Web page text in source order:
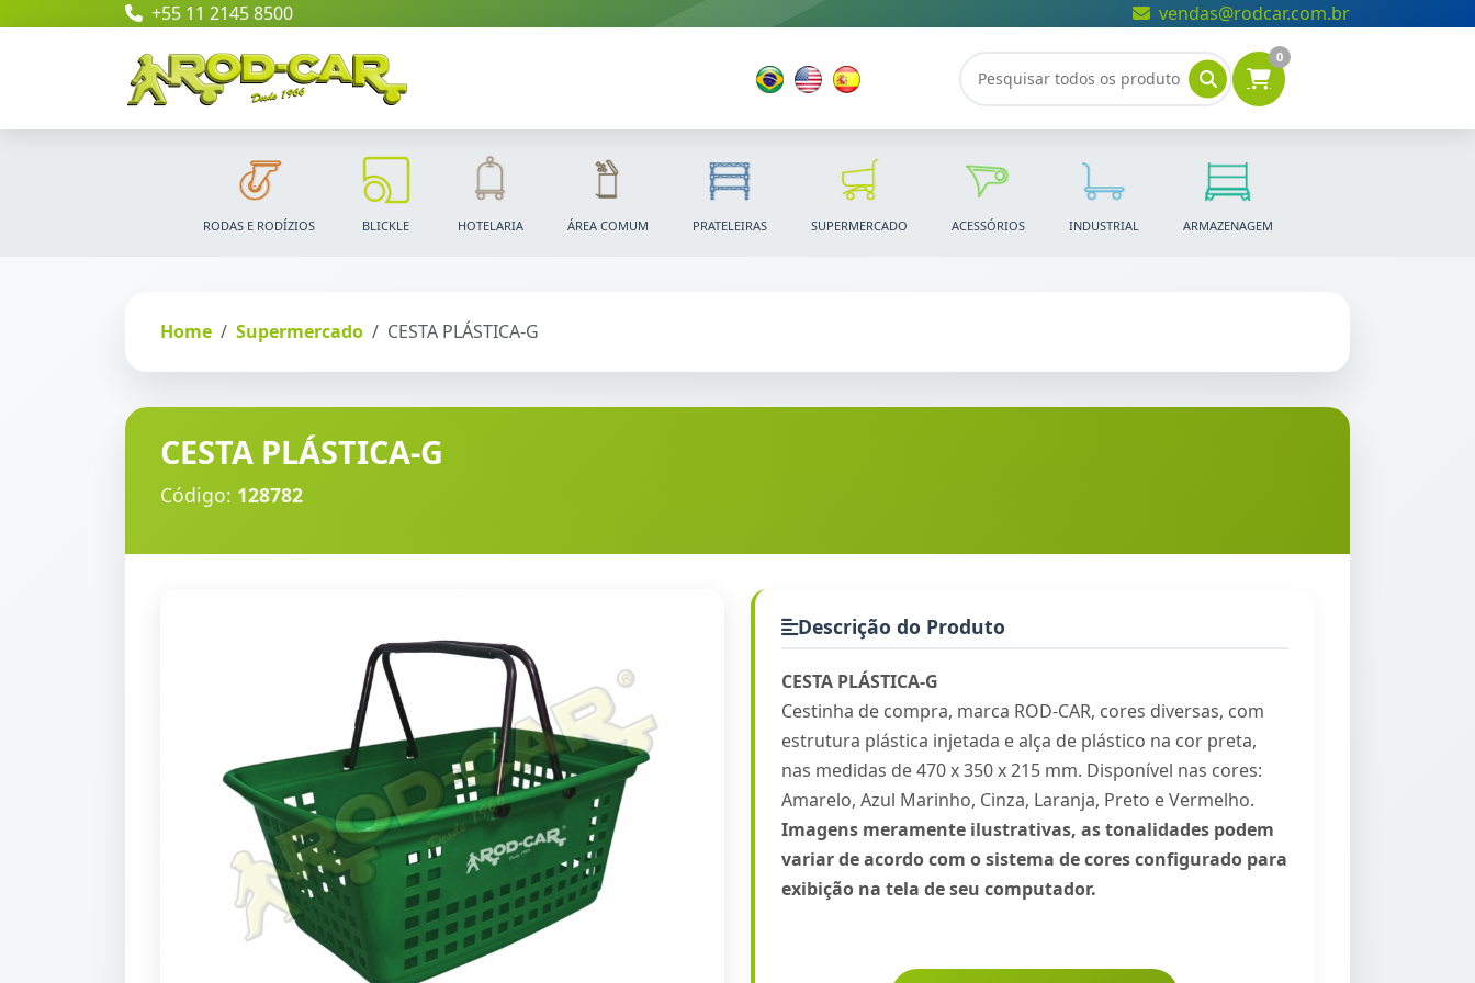
+55 11 2145 8500 vendas@rodcar.com.br
0
RODAS E RODÍZIOS BLICKLE HOTELARIA ÁREA COMUM PRATELEIRAS SUPERMERCADO ACESSÓRIOS INDUSTRIAL ARMAZENAGEM
Home Supermercado CESTA PLÁSTICA-G
CESTA PLÁSTICA-G
Código: 128782
Descrição do Produto
CESTA PLÁSTICA-G
Cestinha de compra, marca ROD-CAR, cores diversas, com
estrutura plástica injetada e alça de plástico na cor preta,
nas medidas de 470 x 350 x 215 mm. Disponível nas cores:
Amarelo, Azul Marinho, Cinza, Laranja, Preto e Vermelho.
Imagens meramente ilustrativas, as tonalidades podem
variar de acordo com o sistema de cores configurado para
exibição na tela de seu computador.